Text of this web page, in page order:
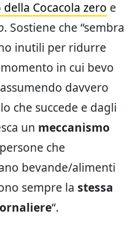
Cocacola zero e
. Sostiene che “sembra
inutili per ridurre
in cui bevo
davvero
che succede e dagli
un meccanismo
che
bevande/alimenti
sempre la stessa
“.